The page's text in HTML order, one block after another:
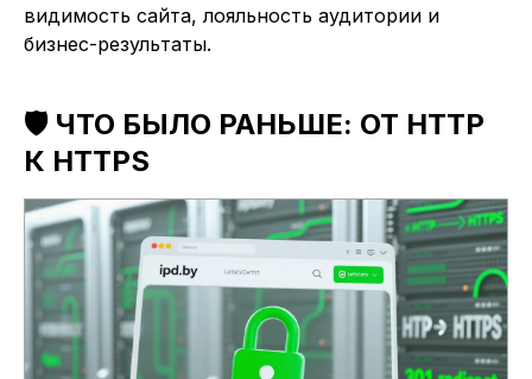
видимость сайта, лояльность аудитории и
бизнес-результаты.
🛡️ ЧТО БЫЛО РАНЬШЕ: ОТ HTTP
К HTTPS